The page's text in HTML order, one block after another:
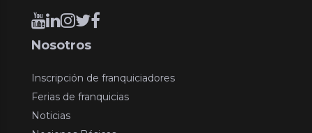
Nosotros
Inscripción de franquiciadores
Ferias de franquicias
Noticias